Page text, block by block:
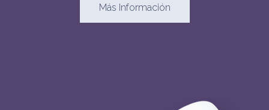
Más Información